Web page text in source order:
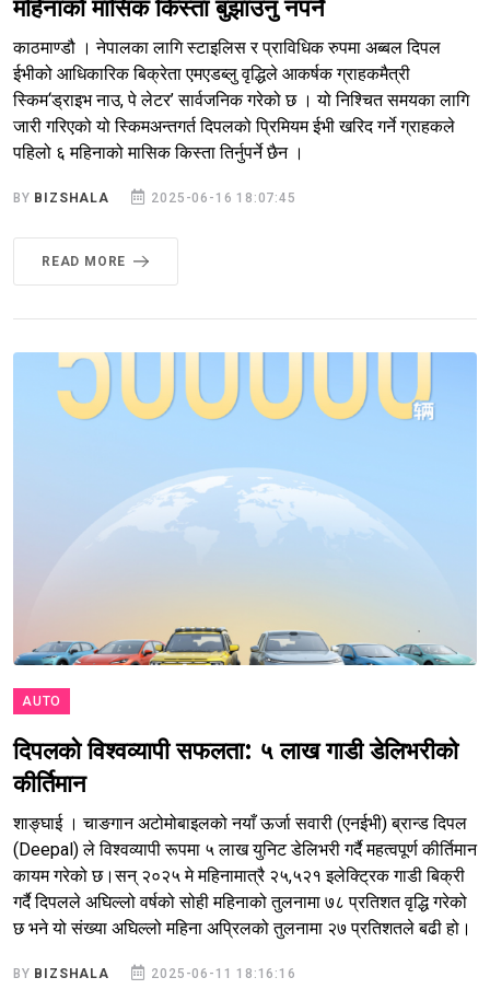
महिनाको मासिक किस्ता बुझाउनु नपर्ने
काठमाण्डौ । नेपालका लागि स्टाइलिस र प्राविधिक रुपमा अब्बल दिपल
ईभीको आधिकारिक बिक्रेता एमएडब्लु वृद्धिले आकर्षक ग्राहकमैत्री
स्किम‘ड्राइभ नाउ, पे लेटर’ सार्वजनिक गरेको छ । यो निश्चित समयका लागि
जारी गरिएको यो स्किमअन्तगर्त दिपलको प्रिमियम ईभी खरिद गर्ने ग्राहकले
पहिलो ६ महिनाको मासिक किस्ता तिर्नुपर्ने छैन ।
BY BIZSHALA 2025-06-16 18:07:45
READ MORE
AUTO
दिपलको विश्वव्यापी सफलता: ५ लाख गाडी डेलिभरीको
कीर्तिमान
शाङ्घाई । चाङगान अटोमोबाइलको नयाँ ऊर्जा सवारी (एनईभी) ब्रान्ड दिपल
(Deepal) ले विश्वव्यापी रूपमा ५ लाख युनिट डेलिभरी गर्दै महत्वपूर्ण कीर्तिमान
कायम गरेको छ।सन् २०२५ मे महिनामात्रै २५,५२१ इलेक्ट्रिक गाडी बिक्री
गर्दै दिपलले अघिल्लो वर्षको सोही महिनाको तुलनामा ७८ प्रतिशत वृद्धि गरेको
छ भने यो संख्या अघिल्लो महिना अप्रिलको तुलनामा २७ प्रतिशतले बढी हो।
BY BIZSHALA 2025-06-11 18:16:16